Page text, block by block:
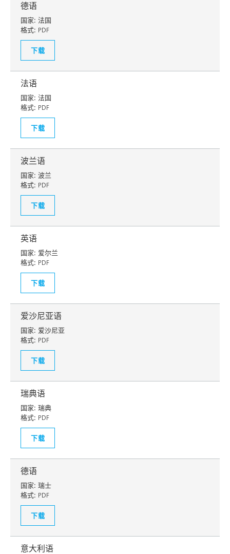
德语
国家: 法国
格式: PDF
下载
法语
国家: 法国
格式: PDF
下载
波兰语
国家: 波兰
格式: PDF
下载
英语
国家: 爱尔兰
格式: PDF
下载
爱沙尼亚语
国家: 爱沙尼亚
格式: PDF
下载
瑞典语
国家: 瑞典
格式: PDF
下载
德语
国家: 瑞士
格式: PDF
下载
意大利语